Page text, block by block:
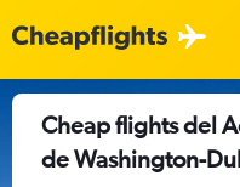
Cheap flights del
de Washington-